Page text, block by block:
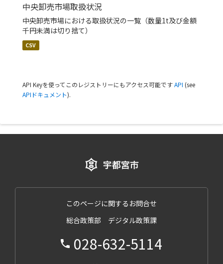
中央卸売市場取扱状況
中央卸売市場における取扱状況の一覧（数量1t及び金額
千円未満は切り捨て）
CSV
API Keyを使ってこのレジストリーにもアクセス可能ですAPI (see
APIドキュメント).
このページに関するお問合せ
総合政策部 デジタル政策課
028-632-5114